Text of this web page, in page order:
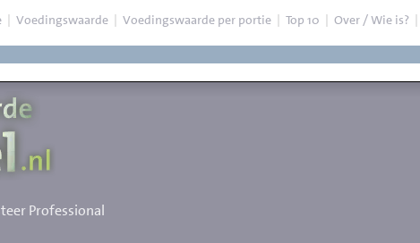
| Voedingswaarde | Voedingswaarde per portie | Top 10 | Over / Wie is? |
Professional